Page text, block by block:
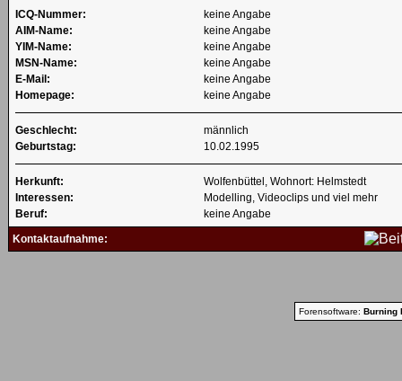
ICQ-Nummer:
keine Angabe
AIM-Name:
keine Angabe
YIM-Name:
keine Angabe
MSN-Name:
keine Angabe
E-Mail:
keine Angabe
Homepage:
keine Angabe
Geschlecht:
männlich
Geburtstag:
10.02.1995
Herkunft:
Wolfenbüttel, Wohnort: Helmstedt
Interessen:
Modelling, Videoclips und viel mehr
Beruf:
keine Angabe
Kontaktaufnahme:
Forensoftware: Burning